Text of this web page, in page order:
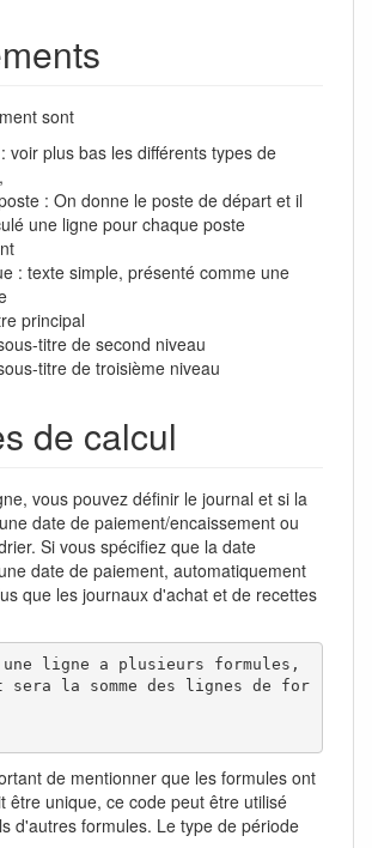
sont
voir plus bas les différents types de
: On donne le poste de départ et il
une ligne pour chaque poste
: texte simple, présenté comme une
principal
titre de second niveau
titre de troisième niveau
de calcul
vous pouvez définir le journal et si la
date de paiement/encaissement ou
Si vous spécifiez que la date
date de paiement, automatiquement
que les journaux d'achat et de recettes
la somme des lignes de for
de mentionner que les formules ont
être unique, ce code peut être utilisé
d'autres formules. Le type de période